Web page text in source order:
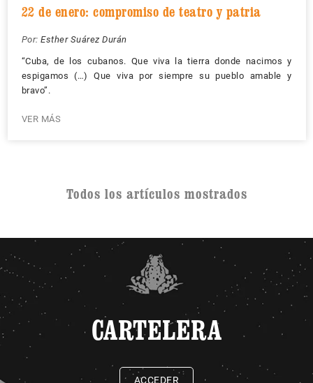
22 de enero: compromiso de teatro y patria
Por: Esther Suárez Durán
“Cuba, de los cubanos. Que viva la tierra donde nacimos y
espigamos (…) Que viva por siempre su pueblo amable y
bravo”.
VER MÁS
Todos los artículos mostrados
CARTELERA
ACCEDER